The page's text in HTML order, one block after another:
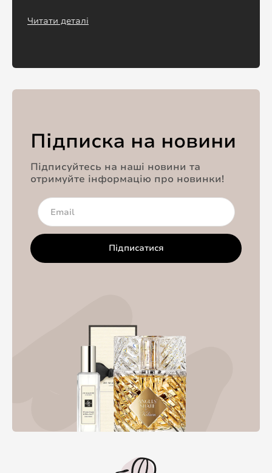
Читати деталі
Підписка на новини
Підписуйтесь на наші новини та
отримуйте інформацію про новинки!
Підписатися